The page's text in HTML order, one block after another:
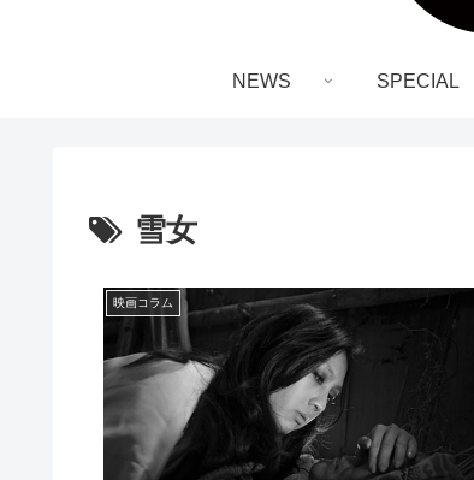
NEWS SPECIAL
雪女
映画コラム